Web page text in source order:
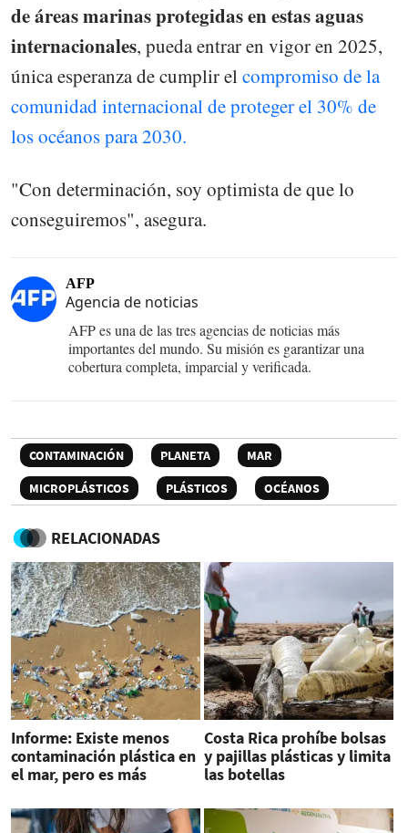
de áreas marinas protegidas en estas aguas
internacionales, pueda entrar en vigor en 2025,
única esperanza de cumplir elcompromiso de la
comunidad internacional de proteger el 30% de
los océanos para 2030.
"Con determinación, soy optimista de que lo
conseguiremos", asegura.
AFP
Agencia de noticias
AFP es una de las tres agencias de noticias más
importantes del mundo. Su misión es garantizar una
cobertura completa, imparcial y verificada.
CONTAMINACIÓN PLANETA
MAR
MICROPLÁSTICOS
PLÁSTICOS OCÉANOS
RELACIONADAS
Informe: Existe menos
contaminación plástica en
el mar, pero es más
Costa Rica prohíbe bolsas
y pajillas plásticas y limita
las botellas